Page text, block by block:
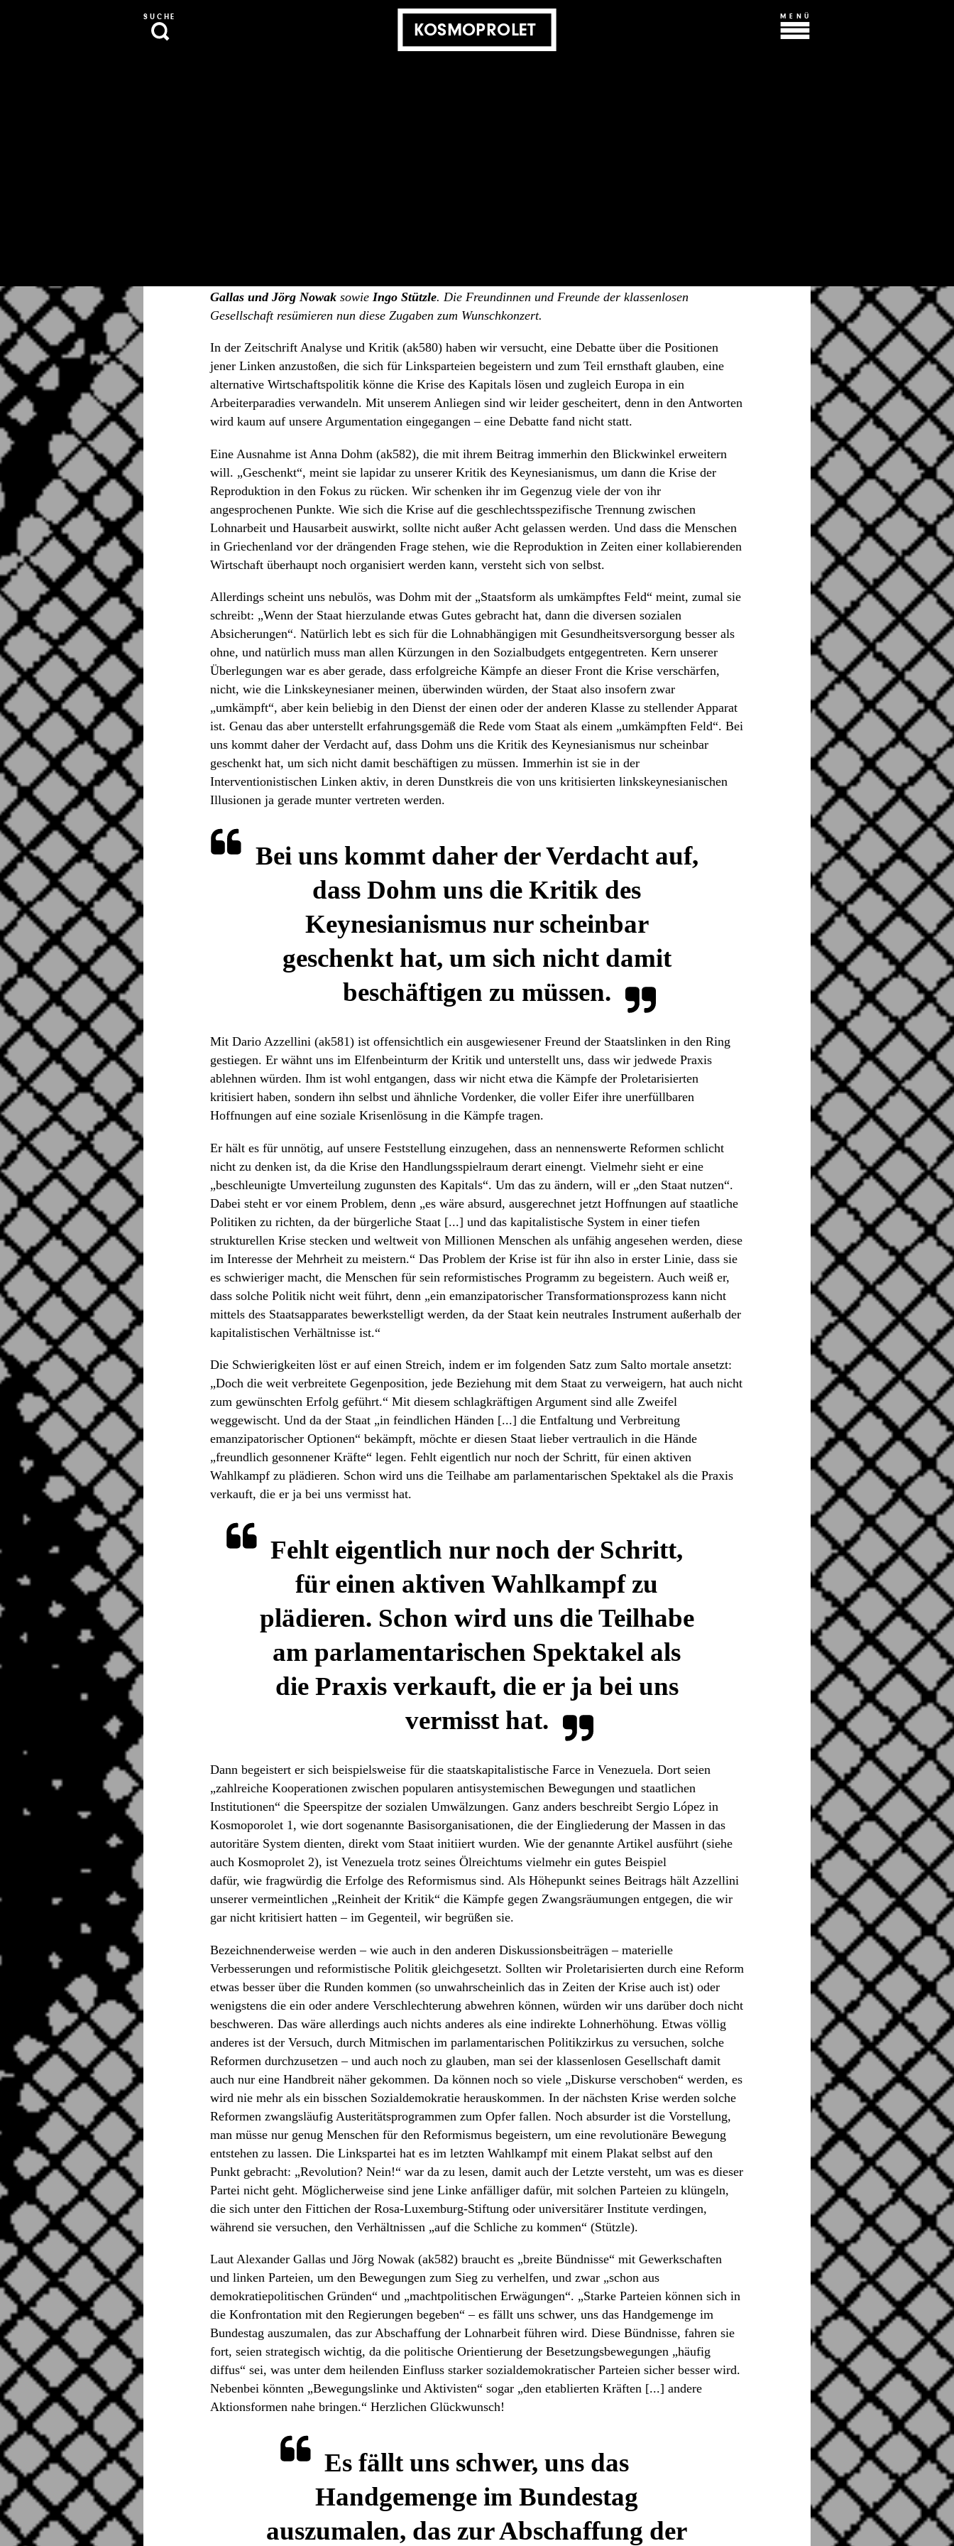
SUCHE
KOSMOPROLET
MENÜ
Gallas und Jörg Nowaksowie Ingo Stützle. Die Freundinnen und Freunde der klassenlosen
Gesellschaft resümieren nun diese Zugaben zum Wunschkonzert.
In der Zeitschrift Analyse und Kritik (ak580) haben wir versucht, eine Debatte über die Positionen
jener Linken anzustoßen, die sich für Linksparteien begeistern und zum Teil ernsthaft glauben, eine
alternative Wirtschaftspolitik könne die Krise des Kapitals lösen und zugleich Europa in ein
Arbeiterparadies verwandeln. Mit unserem Anliegen sind wir leider gescheitert, denn in den Antworten
wird kaum auf unsere Argumentation eingegangen – eine Debatte fand nicht statt.
Eine Ausnahme ist Anna Dohm (ak582), die mit ihrem Beitrag immerhin den Blickwinkel erweitern
will. „Geschenkt“, meint sie lapidar zu unserer Kritik des Keynesianismus, um dann die Krise der
Reproduktion in den Fokus zu rücken. Wir schenken ihr im Gegenzug viele der von ihr
angesprochenen Punkte. Wie sich die Krise auf die geschlechtsspezifische Trennung zwischen
Lohnarbeit und Hausarbeit auswirkt, sollte nicht außer Acht gelassen werden. Und dass die Menschen
in Griechenland vor der drängenden Frage stehen, wie die Reproduktion in Zeiten einer kollabierenden
Wirtschaft überhaupt noch organisiert werden kann, versteht sich von selbst.
Allerdings scheint uns nebulös, was Dohm mit der „Staatsform als umkämpftes Feld“ meint, zumal sie
schreibt: „Wenn der Staat hierzulande etwas Gutes gebracht hat, dann die diversen sozialen
Absicherungen“. Natürlich lebt es sich für die Lohnabhängigen mit Gesundheitsversorgung besser als
ohne, und natürlich muss man allen Kürzungen in den Sozialbudgets entgegentreten. Kern unserer
Überlegungen war es aber gerade, dass erfolgreiche Kämpfe an dieser Front die Krise verschärfen,
nicht, wie die Linkskeynesianer meinen, überwinden würden, der Staat also insofern zwar
„umkämpft“, aber kein beliebig in den Dienst der einen oder der anderen Klasse zu stellender Apparat
ist. Genau das aber unterstellt erfahrungsgemäß die Rede vom Staat als einem „umkämpften Feld“. Bei
uns kommt daher der Verdacht auf, dass Dohm uns die Kritik des Keynesianismus nur scheinbar
geschenkt hat, um sich nicht damit beschäftigen zu müssen. Immerhin ist sie in der
Interventionistischen Linken aktiv, in deren Dunstkreis die von uns kritisierten linkskeynesianischen
Illusionen ja gerade munter vertreten werden.
Bei uns kommt daher der Verdacht auf,
dass Dohm uns die Kritik des
Keynesianismus nur scheinbar
geschenkt hat, um sich nicht damit
beschäftigen zu müssen.
Mit Dario Azzellini (ak581) ist offensichtlich ein ausgewiesener Freund der Staatslinken in den Ring
gestiegen. Er wähnt uns im Elfenbeinturm der Kritik und unterstellt uns, dass wir jedwede Praxis
ablehnen würden. Ihm ist wohl entgangen, dass wir nicht etwa die Kämpfe der Proletarisierten
kritisiert haben, sondern ihn selbst und ähnliche Vordenker, die voller Eifer ihre unerfüllbaren
Hoffnungen auf eine soziale Krisenlösung in die Kämpfe tragen.
Er hält es für unnötig, auf unsere Feststellung einzugehen, dass an nennenswerte Reformen schlicht
nicht zu denken ist, da die Krise den Handlungsspielraum derart einengt. Vielmehr sieht er eine
„beschleunigte Umverteilung zugunsten des Kapitals“. Um das zu ändern, will er „den Staat nutzen“.
Dabei steht er vor einem Problem, denn „es wäre absurd, ausgerechnet jetzt Hoffnungen auf staatliche
Politiken zu richten, da der bürgerliche Staat [...] und das kapitalistische System in einer tiefen
strukturellen Krise stecken und weltweit von Millionen Menschen als unfähig angesehen werden, diese
im Interesse der Mehrheit zu meistern.“ Das Problem der Krise ist für ihn also in erster Linie, dass sie
es schwieriger macht, die Menschen für sein reformistisches Programm zu begeistern. Auch weiß er,
dass solche Politik nicht weit führt, denn „ein emanzipatorischer Transformationsprozess kann nicht
mittels des Staatsapparates bewerkstelligt werden, da der Staat kein neutrales Instrument außerhalb der
kapitalistischen Verhältnisse ist.“
Die Schwierigkeiten löst er auf einen Streich, indem er im folgenden Satz zum Salto mortale ansetzt:
„Doch die weit verbreitete Gegenposition, jede Beziehung mit dem Staat zu verweigern, hat auch nicht
zum gewünschten Erfolg geführt.“ Mit diesem schlagkräftigen Argument sind alle Zweifel
weggewischt. Und da der Staat „in feindlichen Händen [...] die Entfaltung und Verbreitung
emanzipatorischer Optionen“ bekämpft, möchte er diesen Staat lieber vertraulich in die Hände
„freundlich gesonnener Kräfte“ legen. Fehlt eigentlich nur noch der Schritt, für einen aktiven
Wahlkampf zu plädieren. Schon wird uns die Teilhabe am parlamentarischen Spektakel als die Praxis
verkauft, die er ja bei uns vermisst hat.
Fehlt eigentlich nur noch der Schritt,
für einen aktiven Wahlkampf zu
plädieren. Schon wird uns die Teilhabe
am parlamentarischen Spektakel als
die Praxis verkauft, die er ja bei uns
vermisst hat.
Dann begeistert er sich beispielsweise für die staatskapitalistische Farce in Venezuela. Dort seien
„zahlreiche Kooperationen zwischen popularen antisystemischen Bewegungen und staatlichen
Institutionen“ die Speerspitze der sozialen Umwälzungen. Ganz anders beschreibt Sergio López in
Kosmoporolet 1, wie dort sogenannte Basisorganisationen, die der Eingliederung der Massen in das
autoritäre System dienten, direkt vom Staat initiiert wurden. Wie der genannte Artikel ausführt (siehe
auch Kosmoprolet 2), ist Venezuela trotz seines Ölreichtums vielmehr ein gutes Beispiel
dafür, wie fragwürdig die Erfolge des Reformismus sind. Als Höhepunkt seines Beitrags hält Azzellini
unserer vermeintlichen „Reinheit der Kritik“ die Kämpfe gegen Zwangsräumungen entgegen, die wir
gar nicht kritisiert hatten – im Gegenteil, wir begrüßen sie.
Bezeichnenderweise werden – wie auch in den anderen Diskussionsbeiträgen – materielle
Verbesserungen und reformistische Politik gleichgesetzt. Sollten wir Proletarisierten durch eine Reform
etwas besser über die Runden kommen (so unwahrscheinlich das in Zeiten der Krise auch ist) oder
wenigstens die ein oder andere Verschlechterung abwehren können, würden wir uns darüber doch nicht
beschweren. Das wäre allerdings auch nichts anderes als eine indirekte Lohnerhöhung. Etwas völlig
anderes ist der Versuch, durch Mitmischen im parlamentarischen Politikzirkus zu versuchen, solche
Reformen durchzusetzen – und auch noch zu glauben, man sei der klassenlosen Gesellschaft damit
auch nur eine Handbreit näher gekommen. Da können noch so viele „Diskurse verschoben“ werden, es
wird nie mehr als ein bisschen Sozialdemokratie herauskommen. In der nächsten Krise werden solche
Reformen zwangsläufig Austeritätsprogrammen zum Opfer fallen. Noch absurder ist die Vorstellung,
man müsse nur genug Menschen für den Reformismus begeistern, um eine revolutionäre Bewegung
entstehen zu lassen. Die Linkspartei hat es im letzten Wahlkampf mit einem Plakat selbst auf den
Punkt gebracht: „Revolution? Nein!“ war da zu lesen, damit auch der Letzte versteht, um was es dieser
Partei nicht geht. Möglicherweise sind jene Linke anfälliger dafür, mit solchen Parteien zu klüngeln,
die sich unter den Fittichen der Rosa-Luxemburg-Stiftung oder universitärer Institute verdingen,
während sie versuchen, den Verhältnissen „auf die Schliche zu kommen“ (Stützle).
Laut Alexander Gallas und Jörg Nowak (ak582) braucht es „breite Bündnisse“ mit Gewerkschaften
und linken Parteien, um den Bewegungen zum Sieg zu verhelfen, und zwar „schon aus
demokratiepolitischen Gründen“ und „machtpolitischen Erwägungen“. „Starke Parteien können sich in
die Konfrontation mit den Regierungen begeben“ – es fällt uns schwer, uns das Handgemenge im
Bundestag auszumalen, das zur Abschaffung der Lohnarbeit führen wird. Diese Bündnisse, fahren sie
fort, seien strategisch wichtig, da die politische Orientierung der Besetzungsbewegungen „häufig
diffus“ sei, was unter dem heilenden Einfluss starker sozialdemokratischer Parteien sicher besser wird.
Nebenbei könnten „Bewegungslinke und Aktivisten“ sogar „den etablierten Kräften [...] andere
Aktionsformen nahe bringen.“ Herzlichen Glückwunsch!
Es fällt uns schwer, uns das
Handgemenge im Bundestag
auszumalen, das zur Abschaffung der